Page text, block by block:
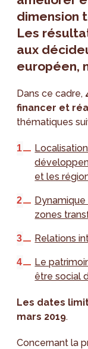
dimension
Les
aux
européen,
Dans ce cadre,
financer et
thématiques
et les
zones
Relations
Le
être social
Les dates
mars 2019.
Concernant la